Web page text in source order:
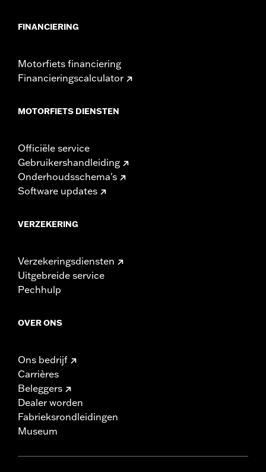
FINANCIERING
Motorfiets financiering
Financieringscalculator
MOTORFIETS DIENSTEN
Officiële service
Gebruikershandleiding
Onderhoudsschema's
Software updates
VERZEKERING
Verzekeringsdiensten
Uitgebreide service
Pechhulp
OVER ONS
Ons bedrijf
Carrières
Beleggers
Dealer worden
Fabrieksrondleidingen
Museum